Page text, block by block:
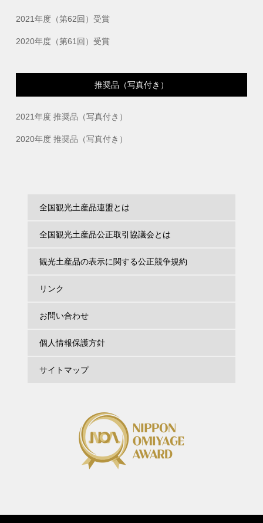
2021年度（第62回）受賞
2020年度（第61回）受賞
推奨品（写真付き）
2021年度 推奨品（写真付き）
2020年度 推奨品（写真付き）
全国観光土産品連盟とは
全国観光土産品公正取引協議会とは
観光土産品の表示に関する公正競争規約
リンク
お問い合わせ
個人情報保護方針
サイトマップ